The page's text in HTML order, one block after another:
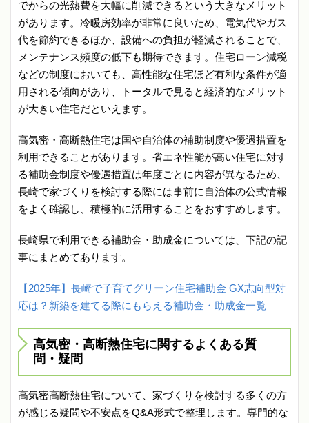
でからの光熱費を大幅に削減できるという大きなメリット
があります。冷暖房効率が非常に良いため、電気代やガス
代を節約できるほか、設備への負担が軽減されることで、
メンテナンス頻度の低下も期待できます。住宅ローン減税
などの制度においても、高性能な住宅ほど有利な条件が適
用される傾向があり、トータルで見ると経済的なメリット
が大きい住宅だといえます。
高気密・高断熱住宅は国や自治体の補助制度や優遇措置を
利用できることがあります。省エネ性能が高い住宅に対す
る補助金制度や優遇措置は年度ごとに内容が異なるため、
長崎で家づくりを検討する際には事前に自治体の公式情報
をよく確認し、積極的に活用することをおすすめします。
長崎県で利用できる補助金・助成金については、下記の記
事にまとめてあります。
【2025年】長崎で子育てグリーン住宅補助金 GX志向型対
応は？新築を建てる際にもらえる補助金・助成金一覧
高気密・高断熱住宅に関するよくある質
問・疑問
高気密高断熱住宅について、家づくりを検討する多くの方
が感じる疑問や不安点をQ&A形式で整理します。専門的な